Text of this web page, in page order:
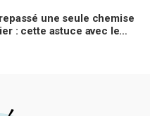
une seule chemise
: cette astuce avec le